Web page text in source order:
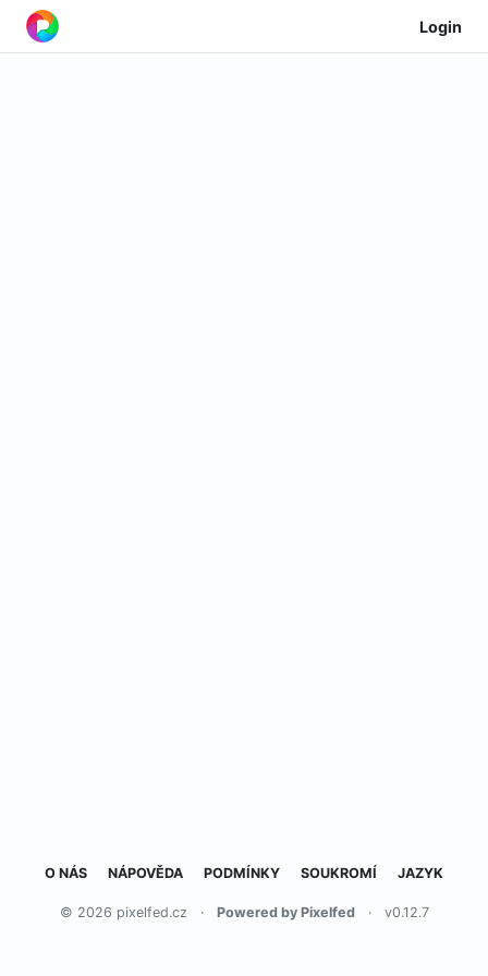
Login
O NÁS NÁPOVĚDA PODMÍNKY SOUKROMÍ JAZYK
© 2026 pixelfed.cz · Powered by Pixelfed · v0.12.7